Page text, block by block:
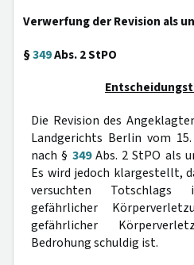
Verwerfung der Revision als
§349Abs. 2 StPO
Die Revision des
Landgerichts Berlin vom
nach § 349Abs. 2 StPO als
Es wird jedoch klargestellt,
versuchten
gefährlicher
gefährlicher
Bedrohung schuldig ist.